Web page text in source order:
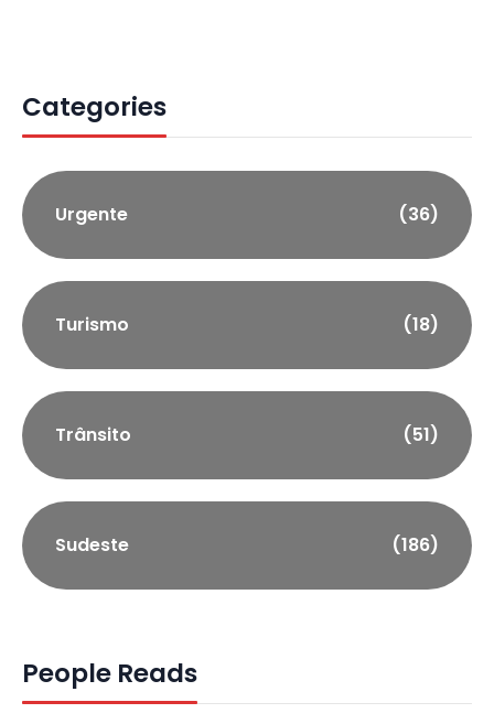
Categories
Urgente (36)
Turismo (18)
Trânsito (51)
Sudeste (186)
People Reads